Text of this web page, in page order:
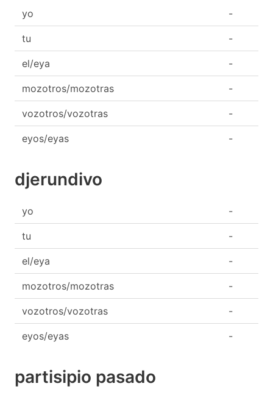
yo -
tu -
el/eya -
mozotros/mozotras -
vozotros/vozotras -
eyos/eyas -
djerundivo
yo -
tu -
el/eya -
mozotros/mozotras -
vozotros/vozotras -
eyos/eyas -
partisipio pasado